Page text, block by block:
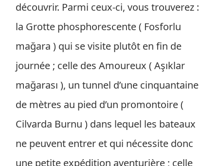
découvrir. Parmi ceux-ci, vous trouverez :
la Grotte phosphorescente ( Fosforlu
mağara ) qui se visite plutôt en fin de
journée ; celle des Amoureux ( Aşıklar
mağarası ), un tunnel d’une cinquantaine
de mètres au pied d’un promontoire (
Cilvarda Burnu ) dans lequel les bateaux
ne peuvent entrer et qui nécessite donc
une petite expédition aventurière ; celle